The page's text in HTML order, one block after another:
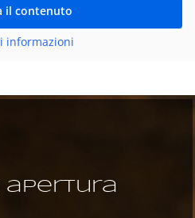
il contenuto
informazioni
apertura